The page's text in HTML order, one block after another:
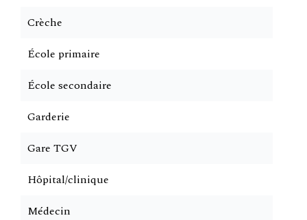
Crèche
École primaire
École secondaire
Garderie
Gare TGV
Hôpital/clinique
Médecin